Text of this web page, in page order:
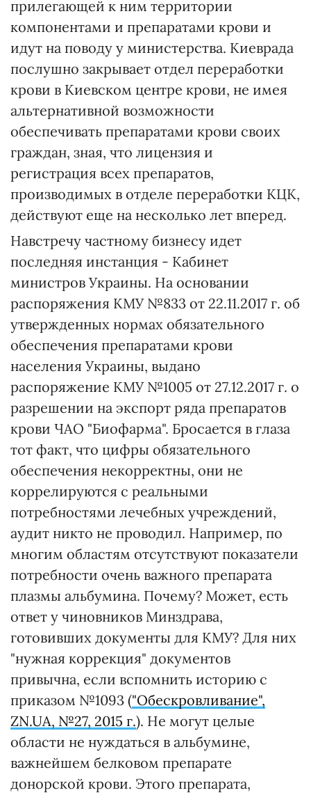
прилегающей к ним территории
компонентами и препаратами крови и
идут на поводу у министерства. Киеврада
послушно закрывает отдел переработки
крови в Киевском центре крови, не имея
альтернативной возможности
обеспечивать препаратами крови своих
граждан, зная, что лицензия и
регистрация всех препаратов,
производимых в отделе переработки КЦК,
действуют еще на несколько лет вперед.
Навстречу частному бизнесу идет
последняя инстанция - Кабинет
министров Украины. На основании
распоряжения КМУ №833 от 22.11.2017 г. об
утвержденных нормах обязательного
обеспечения препаратами крови
населения Украины, выдано
распоряжение КМУ №1005 от 27.12.2017 г. о
разрешении на экспорт ряда препаратов
крови ЧАО "Биофарма". Бросается в глаза
тот факт, что цифры обязательного
обеспечения некорректны, они не
коррелируются с реальными
потребностями лечебных учреждений,
аудит никто не проводил. Например, по
многим областям отсутствуют показатели
потребности очень важного препарата
плазмы альбумина. Почему? Может, есть
ответ у чиновников Минздрава,
готовивших документы для КМУ? Для них
"нужная коррекция" документов
привычна, если вспомнить историю с
приказом №1093 ("Обескровливание",
ZN.UA, №27, 2015 г.). Не могут целые
области не нуждаться в альбумине,
важнейшем белковом препарате
донорской крови. Этого препарата,